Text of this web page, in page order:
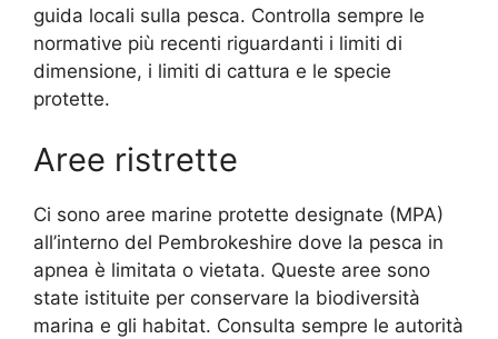
guida locali sulla pesca. Controlla sempre le
normative più recenti riguardanti i limiti di
dimensione, i limiti di cattura e le specie
protette.
Aree ristrette
Ci sono aree marine protette designate (MPA)
all’interno del Pembrokeshire dove la pesca in
apnea è limitata o vietata. Queste aree sono
state istituite per conservare la biodiversità
marina e gli habitat. Consulta sempre le autorità